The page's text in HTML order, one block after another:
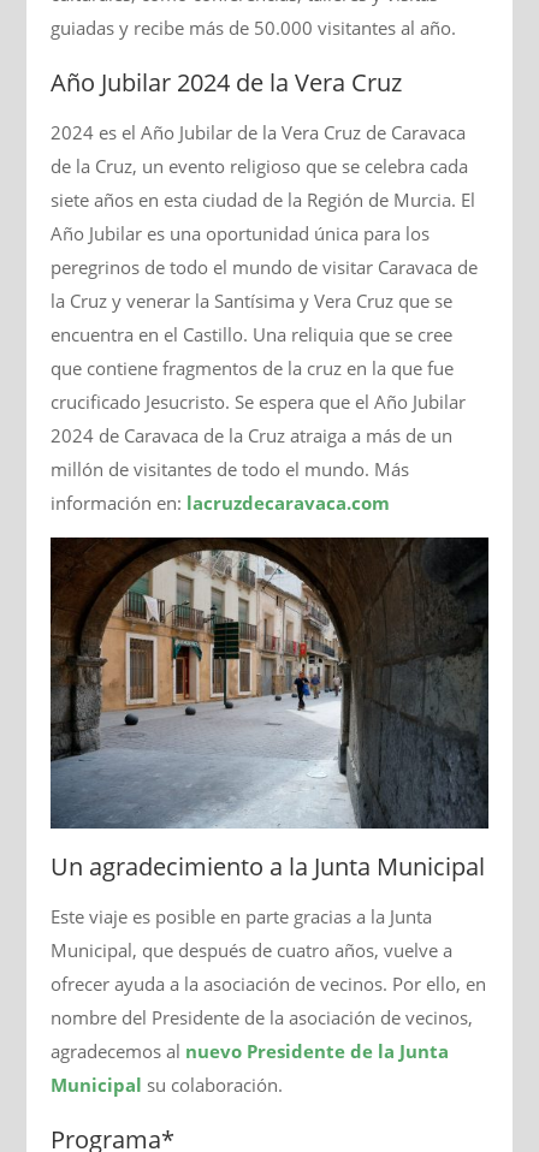
guiadas y recibe más de 50.000 visitantes al año.
Año Jubilar 2024 de la Vera Cruz
2024 es el Año Jubilar de la Vera Cruz de Caravaca
de la Cruz, un evento religioso que se celebra cada
siete años en esta ciudad de la Región de Murcia. El
Año Jubilar es una oportunidad única para los
peregrinos de todo el mundo de visitar Caravaca de
la Cruz y venerar la Santísima y Vera Cruz que se
encuentra en el Castillo. Una reliquia que se cree
que contiene fragmentos de la cruz en la que fue
crucificado Jesucristo. Se espera que el Año Jubilar
2024 de Caravaca de la Cruz atraiga a más de un
millón de visitantes de todo el mundo. Más
información en: lacruzdecaravaca.com
Un agradecimiento a la Junta Municipal
Este viaje es posible en parte gracias a la Junta
Municipal, que después de cuatro años, vuelve a
ofrecer ayuda a la asociación de vecinos. Por ello, en
nombre del Presidente de la asociación de vecinos,
agradecemos al nuevo Presidente de la Junta
Municipal su colaboración.
Programa*